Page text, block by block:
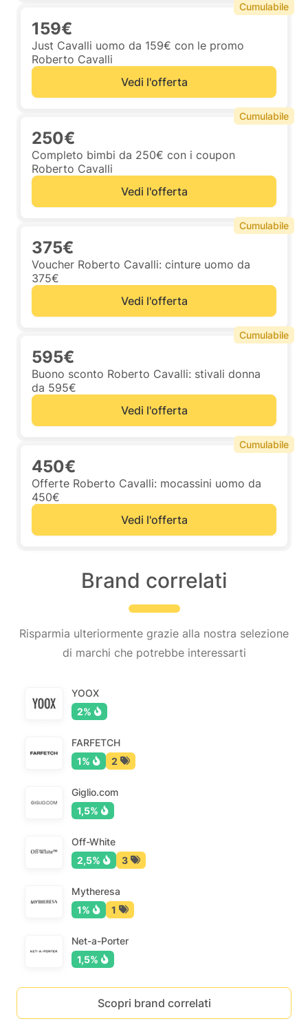
159€
Just Cavalli uomo da 159€ con le promo
Roberto Cavalli
Vedi l'offerta
Cumulabile
250€
Completo bimbi da 250€ con i coupon
Roberto Cavalli
Vedi l'offerta
Cumulabile
375€
Voucher Roberto Cavalli: cinture uomo da
375€
Vedi l'offerta
Cumulabile
595€
Buono sconto Roberto Cavalli: stivali donna
da 595€
Vedi l'offerta
Cumulabile
450€
Offerte Roberto Cavalli: mocassini uomo da
450€
Vedi l'offerta
Cumulabile
Brand correlati
Risparmia ulteriormente grazie alla nostra selezione
di marchi che potrebbe interessarti
YOOX
2%
FARFETCH
1%
2
Giglio.com
1,5%
Off-White
2,5%
3
Mytheresa
1%
1
Net-a-Porter
1,5%
Scopri brand correlati